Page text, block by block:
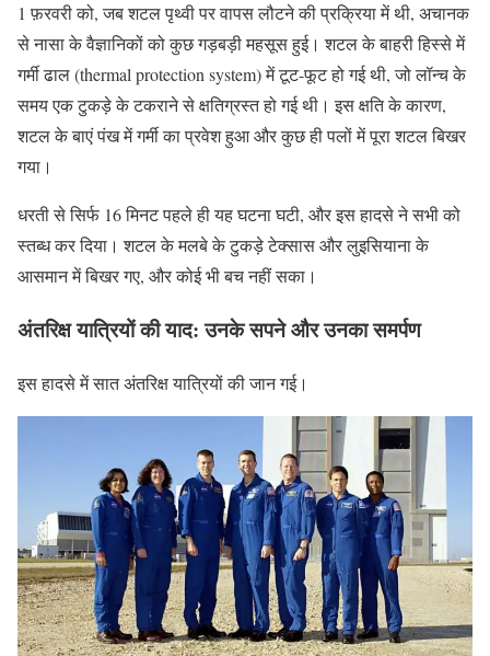
1 फ़रवरी को, जब शटल पृथ्वी पर वापस लौटने की प्रक्रिया में थी, अचानक
से नासा के वैज्ञानिकों को कुछ गड़बड़ी महसूस हुई। शटल के बाहरी हिस्से में
गर्मी ढाल (thermal protection system) में टूट-फूट हो गई थी, जो लॉन्च के
समय एक टुकड़े के टकराने से क्षतिग्रस्त हो गई थी। इस क्षति के कारण,
शटल के बाएं पंख में गर्मी का प्रवेश हुआ और कुछ ही पलों में पूरा शटल बिखर
गया।
धरती से सिर्फ 16 मिनट पहले ही यह घटना घटी, और इस हादसे ने सभी को
स्तब्ध कर दिया। शटल के मलबे के टुकड़े टेक्सास और लुइसियाना के
आसमान में बिखर गए, और कोई भी बच नहीं सका।
अंतरिक्ष यात्रियों की याद: उनके सपने और उनका समर्पण
इस हादसे में सात अंतरिक्ष यात्रियों की जान गई।